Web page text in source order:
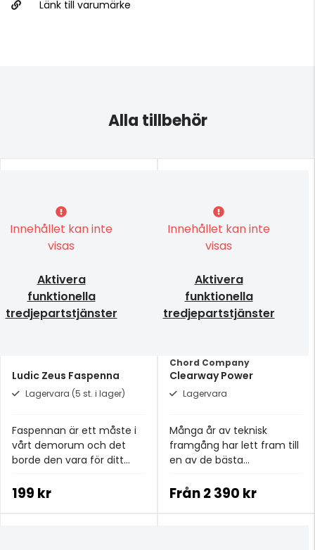
Länk till varumärke
Alla tillbehör
Innehållet kan inte
visas
Aktivera
funktionella
tredjepartstjänster
Ludic Zeus Faspenna
Lagervara (5 st. i lager)
Faspennan är ett måste i
vårt demorum och det
borde den vara för ditt
199 kr
Innehållet kan inte
visas
Aktivera
funktionella
tredjepartstjänster
Chord Company
Clearway Power
Lagervara
Många år av teknisk
framgång har lett fram till
en av de bästa
prisklassen.
Från2 390 kr